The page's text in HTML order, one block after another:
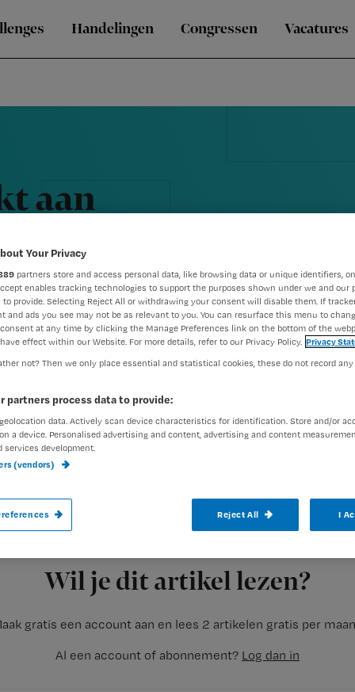
Handelingen Congressen Vacatures
aan
Wil je dit artikel lezen?
gratis een account aan en lees 2 artikelen gratis per
Al een account of abonnement? Log dan in
Oud-verpleegkundige Lucia de Berk is
boek. Dat zei ze gisteravond in het tv-
Het boek zal gaan over haar tijd in gevangenis Nieuwersluis
Your Privacy
partners store and access personal data, like browsing data or unique identifiers,
enables tracking technologies to support the purposes shown under we and our
to provide. Selecting Reject All or withdrawing your consent will disable them. If
and ads you see may not be as relevant to you. You can resurface this menu to
at any time by clicking the Manage Preferences link on the bottom of the
effect within our Website. For more details, refer to our Privacy Policy. Privacy
not? Then we only place essential and statistical cookies, these do not record
partners process data to provide:
data. Actively scan device characteristics for identification. Store and/or
a device. Personalised advertising and content, advertising and content
services development.
(vendors)
Reject All I